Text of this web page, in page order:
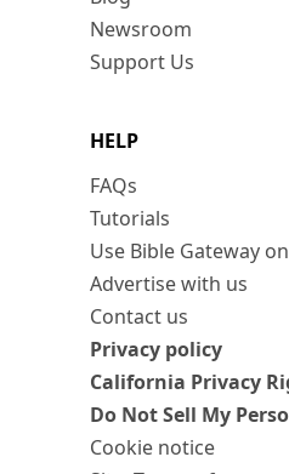
Newsroom
Support Us
HELP
FAQs
Tutorials
Use Bible Gateway
Advertise with us
Contact us
Privacy policy
California Privacy
Do Not Sell My
Cookie notice